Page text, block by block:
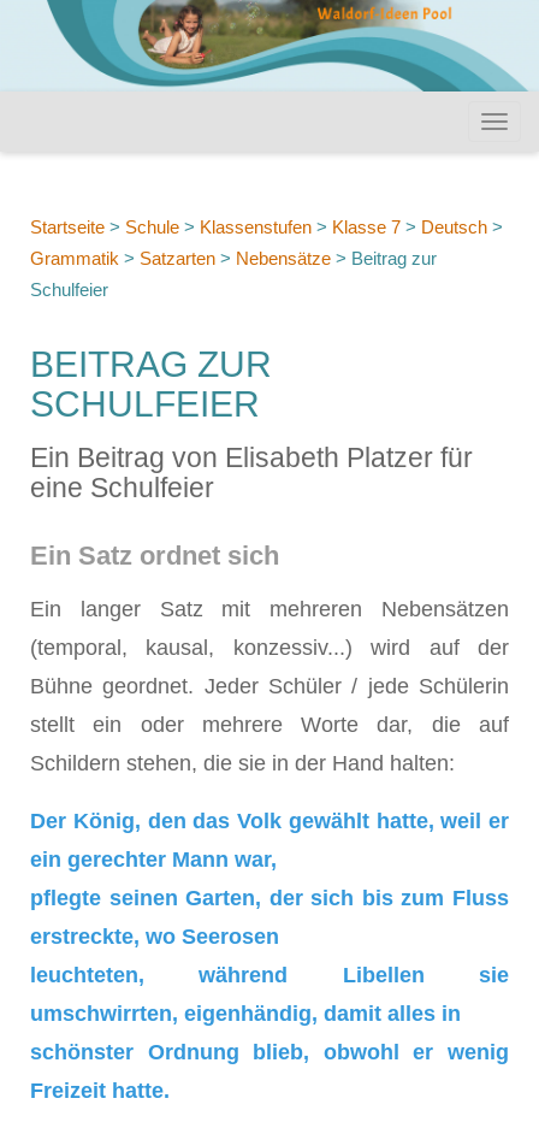
Startseite > Schule > Klassenstufen > Klasse 7 > Deutsch >
Grammatik > Satzarten > Nebensätze > Beitrag zur
Schulfeier
BEITRAG ZUR
SCHULFEIER
Ein Beitrag von Elisabeth Platzer für
eine Schulfeier
Ein Satz ordnet sich
Ein langer Satz mit mehreren Nebensätzen
(temporal, kausal, konzessiv...) wird auf der
Bühne geordnet. Jeder Schüler / jede Schülerin
stellt ein oder mehrere Worte dar, die auf
Schildern stehen, die sie in der Hand halten:
Der König, den das Volk gewählt hatte, weil er
ein gerechter Mann war,
pflegte seinen Garten, der sich bis zum Fluss
erstreckte, wo Seerosen
leuchteten, während Libellen sie
umschwirrten, eigenhändig, damit alles in
schönster Ordnung blieb, obwohl er wenig
Freizeit hatte.